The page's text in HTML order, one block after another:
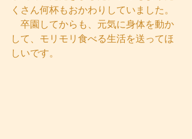
くさん何杯もおかわりしていました。
卒園してからも、元気に身体を動か
して、モリモリ食べる生活を送ってほ
しいです。